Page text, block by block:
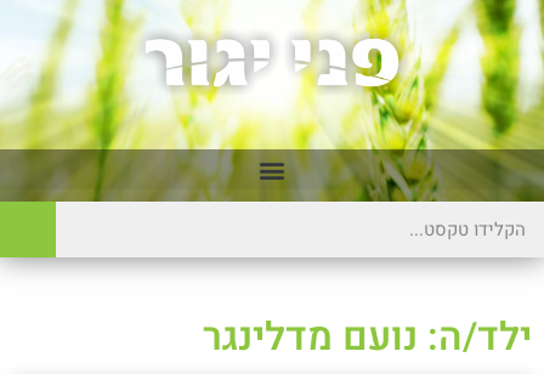
ילד/ה: נועם מדלינגר